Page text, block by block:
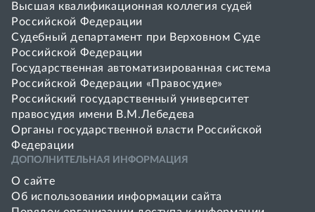
Высшая квалификационная коллегия судей
Российской Федерации
Судебный департамент при Верховном Суде
Российской Федерации
Государственная автоматизированная система
Российской Федерации «Правосудие»
Pоссийский государственный университет
правосудия имени В.М.Лебедева
Органы государственной власти Российской
Федерации
ДОПОЛНИТЕЛЬНАЯ ИНФОРМАЦИЯ
О сайте
Об использовании информации сайта